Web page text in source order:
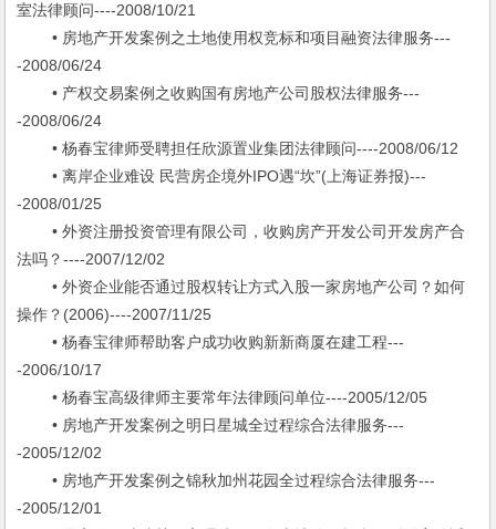
室法律顾问----2008/10/21
• 房地产开发案例之土地使用权竞标和项目融资法律服务---
-2008/06/24
• 产权交易案例之收购国有房地产公司股权法律服务---
-2008/06/24
• 杨春宝律师受聘担任欣源置业集团法律顾问----2008/06/12
• 离岸企业难设 民营房企境外IPO遇“坎”(上海证券报)---
-2008/01/25
• 外资注册投资管理有限公司，收购房产开发公司开发房产合
法吗？----2007/12/02
• 外资企业能否通过股权转让方式入股一家房地产公司？如何
操作？(2006)----2007/11/25
• 杨春宝律师帮助客户成功收购新新商厦在建工程---
-2006/10/17
• 杨春宝高级律师主要常年法律顾问单位----2005/12/05
• 房地产开发案例之明日星城全过程综合法律服务---
-2005/12/02
• 房地产开发案例之锦秋加州花园全过程综合法律服务---
-2005/12/01